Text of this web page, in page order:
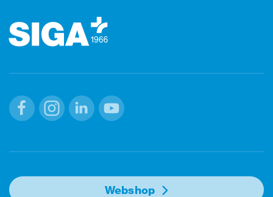
Webshop